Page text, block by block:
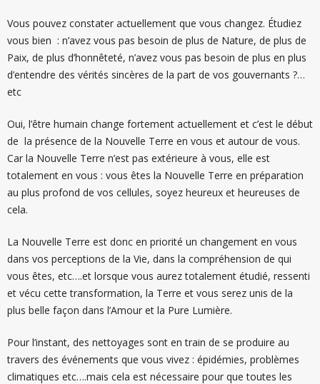
Vous pouvez constater actuellement que vous changez. Étudiez
vous bien : n’avez vous pas besoin de plus de Nature, de plus de
Paix, de plus d’honnêteté, n’avez vous pas besoin de plus en plus
d’entendre des vérités sincères de la part de vos gouvernants ?…
etc
Oui, l’être humain change fortement actuellement et c’est le début
de la présence de la Nouvelle Terre en vous et autour de vous.
Car la Nouvelle Terre n’est pas extérieure à vous, elle est
totalement en vous : vous êtes la Nouvelle Terre en préparation
au plus profond de vos cellules, soyez heureux et heureuses de
cela.
La Nouvelle Terre est donc en priorité un changement en vous
dans vos perceptions de la Vie, dans la compréhension de qui
vous êtes, etc….et lorsque vous aurez totalement étudié, ressenti
et vécu cette transformation, la Terre et vous serez unis de la
plus belle façon dans l’Amour et la Pure Lumière.
Pour l’instant, des nettoyages sont en train de se produire au
travers des événements que vous vivez : épidémies, problèmes
climatiques etc….mais cela est nécessaire pour que toutes les